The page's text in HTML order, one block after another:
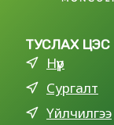
ТУСЛАХ ЦЭС
Нүүр
Сургалт
Үйлчилгээ